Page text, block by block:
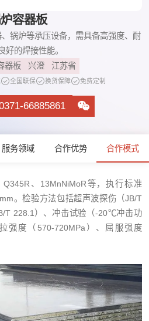
容器板
锅炉等承压设备，需具备高强度、耐
好的焊接性能。
器板
兴澄 江苏省
全国联保 换货保障 免费定制
66885861
服务领域 合作优势 合作模式
、13MnNiMoR等，执行标准
。检验方法包括超声波探伤（JB/T
T 228.1）、冲击试验（-20℃冲击功
强度（570-720MPa）、屈服强度